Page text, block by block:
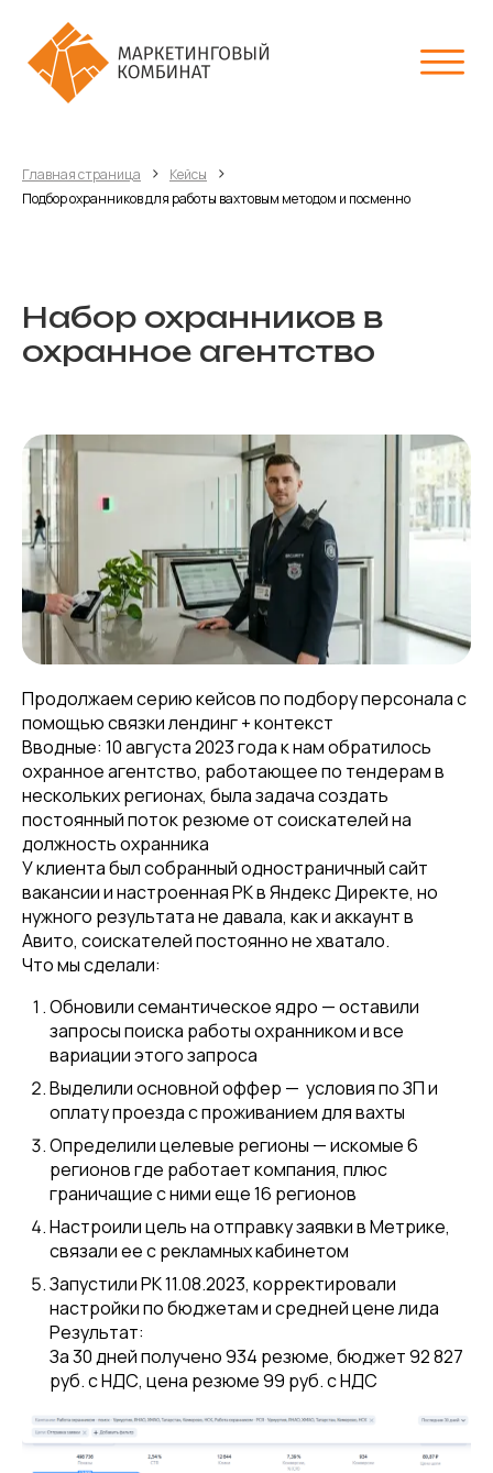
Главная страница › Кейсы ›
Подбор охранников для работы вахтовым методом и посменно
Набор охранников в
охранное агентство
Продолжаем серию кейсов по подбору персонала с
помощью связки лендинг + контекст
Вводные: 10 августа 2023 года к нам обратилось
охранное агентство, работающее по тендерам в
нескольких регионах, была задача создать
постоянный поток резюме от соискателей на
должность охранника
У клиента был собранный одностраничный сайт
вакансии и настроенная РК в Яндекс Директе, но
нужного результата не давала, как и аккаунт в
Авито, соискателей постоянно не хватало.
Что мы сделали:
Обновили семантическое ядро — оставили
запросы поиска работы охранником и все
вариации этого запроса
Выделили основной оффер — условия по ЗП и
оплату проезда с проживанием для вахты
Определили целевые регионы — искомые 6
регионов где работает компания, плюс
граничащие с ними еще 16 регионов
Настроили цель на отправку заявки в Метрике,
связали ее с рекламных кабинетом
Запустили РК 11.08.2023, корректировали
настройки по бюджетам и средней цене лида
Результат:
За 30 дней получено 934 резюме, бюджет 92 827
руб. с НДС, цена резюме 99 руб. с НДС